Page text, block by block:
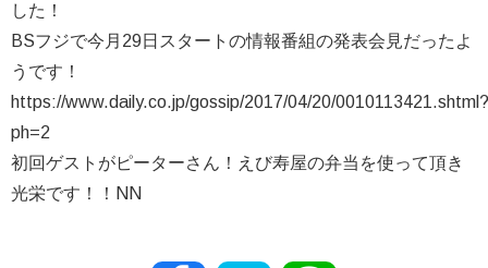
した！
BSフジで今月29日スタートの情報番組の発表会見だったよ
うです！
https://www.daily.co.jp/gossip/2017/04/20/0010113421.shtml?
ph=2
初回ゲストがピーターさん！えび寿屋の弁当を使って頂き
光栄です！！NN